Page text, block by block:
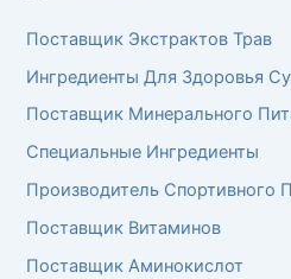
Поставщик Экстрактов Трав
Ингредиенты Для Здоровья
Поставщик Минерального
Специальные Ингредиенты
Производитель Спортивного
Поставщик Витаминов
Поставщик Аминокислот